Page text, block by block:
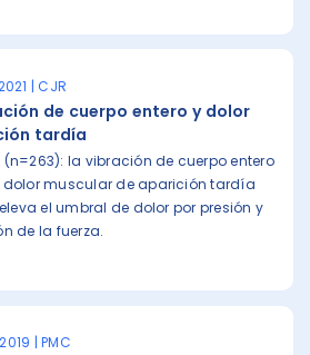
| CJR
de cuerpo entero y dolor
tardía
(n=263): la vibración de cuerpo entero
dolor muscular de aparición tardía
el umbral de dolor por presión y
de la fuerza.
| PMC